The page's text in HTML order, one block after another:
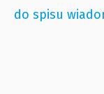
do spisu